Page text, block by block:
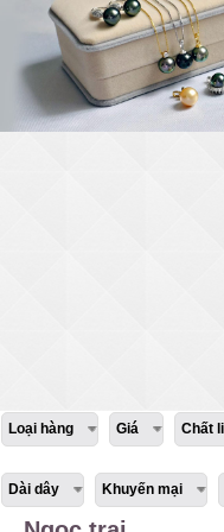
Loại hàng Giá Chất
Dài dây Khuyến mại